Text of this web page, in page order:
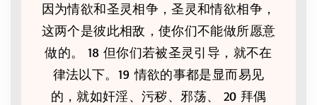
因为情欲和圣灵相争，圣灵和情欲相争，
这两个是彼此相敌，使你们不能做所愿意
做的。 18 但你们若被圣灵引导，就不在
律法以下。19 情欲的事都是显而易见
的，就如奸淫、污秽、邪荡、 20 拜偶